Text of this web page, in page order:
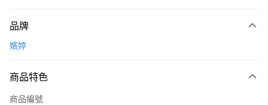
信用卡一次付款
LINE Pay
街口支付
品牌
嬪婷
商品特色
商品編號